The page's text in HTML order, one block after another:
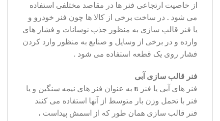
از خاصیت ارتجاعی فنر ها در مقاصد مختلفی استفاده
می شود . در ساخت برخی از کالا ها چون فنر خودرو و
یا فنر قالب سازی به منظور جذب نوسانات و فشار های
وارده و در برخی از وسایل و صنایع به منظور وارد کردن
فشار روی یک قطعه استفاده می شود .
فنر قالب سازی آبی
فنر های آبی یا فنر B به عنوان فنر های نیمه سنگین و یا
فنر با تحمل وزن بار متوسط از آنها استفاده می کنند
فنر قالب سازی همان طور که از اسمش پیداست ،